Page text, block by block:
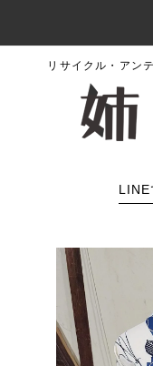
リサイクル・アン
LINE